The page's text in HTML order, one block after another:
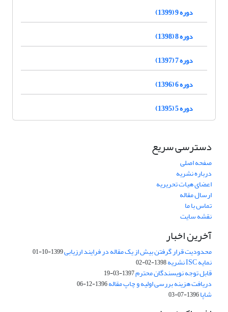
دوره 9 (1399)
دوره 8 (1398)
دوره 7 (1397)
دوره 6 (1396)
دوره 5 (1395)
دسترسی سریع
صفحه اصلی
درباره نشریه
اعضای هیات تحریریه
ارسال مقاله
تماس با ما
نقشه سایت
آخرین اخبار
محدودیت قرار گرفتن بیش از یک مقاله در فرایند ارزیابی1399-10-01
نمایه ISC نشریه 1398-02-02
قابل توجه نویسندگان محترم1397-03-19
دریافت هزینه بررسی اولیه و چاپ مقاله1396-12-06
شاپا1396-07-03